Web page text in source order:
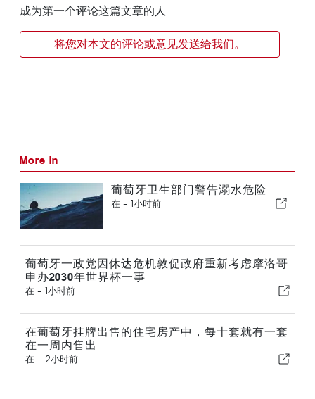
成为第一个评论这篇文章的人
将您对本文的评论或意见发送给我们。
More in
葡萄牙卫生部门警告溺水危险
在 - 1小时前
葡萄牙一政党因休达危机敦促政府重新考虑摩洛哥
申办2030年世界杯一事
在 - 1小时前
在葡萄牙挂牌出售的住宅房产中，每十套就有一套
在一周内售出
在 - 2小时前